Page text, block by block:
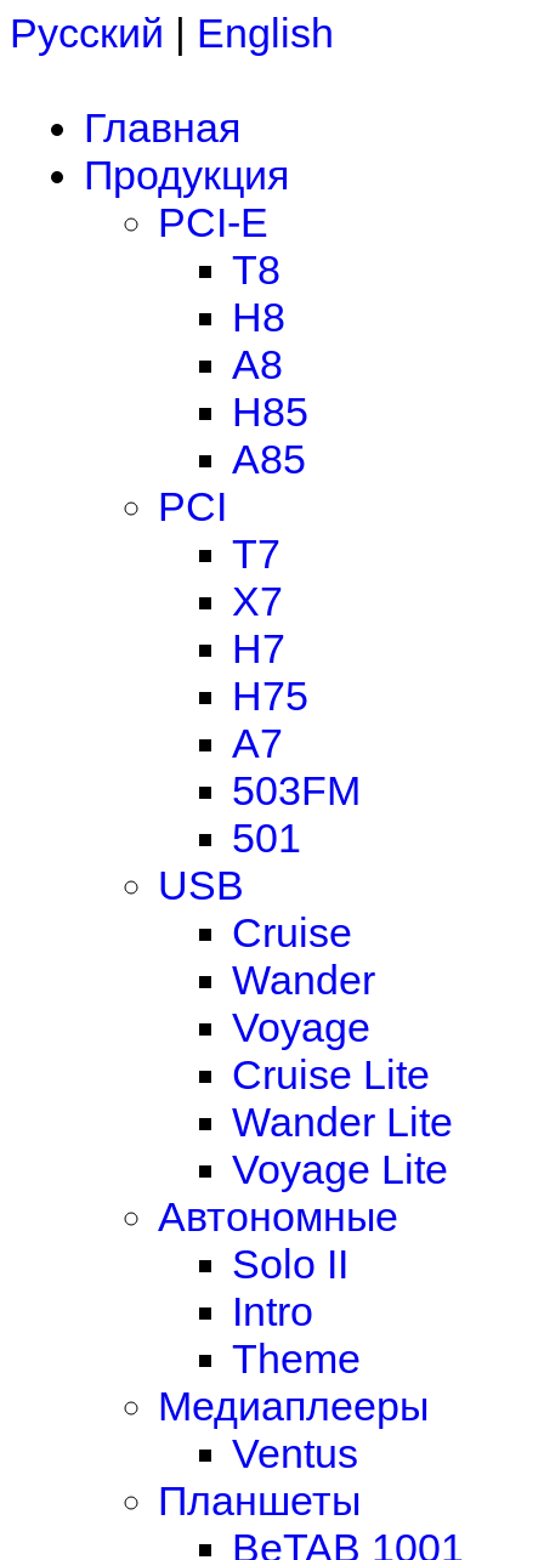
Русский | English
Главная
Продукция
PCI-E
T8
H8
A8
H85
A85
PCI
T7
X7
H7
H75
A7
503FM
501
USB
Cruise
Wander
Voyage
Cruise Lite
Wander Lite
Voyage Lite
Автономные
Solo II
Intro
Theme
Медиаплееры
Ventus
Планшеты
BeTAB 1001